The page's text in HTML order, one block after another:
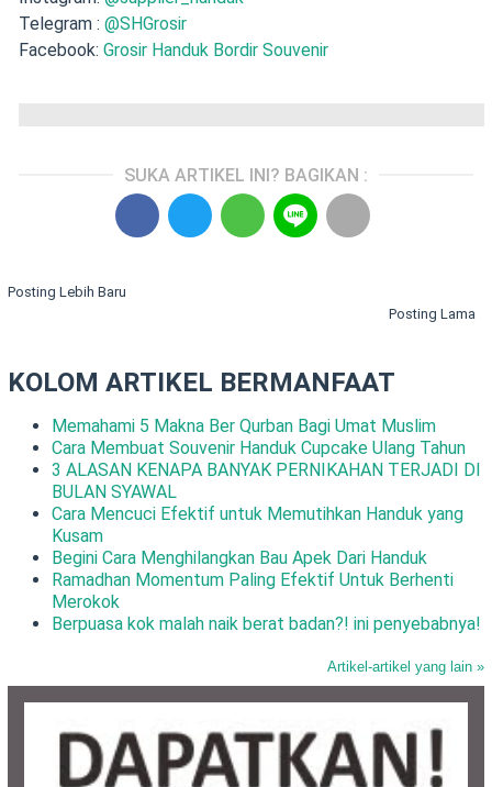
Telegram : @SHGrosir
Facebook: Grosir Handuk Bordir Souvenir
SUKA ARTIKEL INI? BAGIKAN :
Posting Lebih Baru
Posting Lama
KOLOM ARTIKEL BERMANFAAT
Memahami 5 Makna Ber Qurban Bagi Umat Muslim
Cara Membuat Souvenir Handuk Cupcake Ulang Tahun
3 ALASAN KENAPA BANYAK PERNIKAHAN TERJADI DI
BULAN SYAWAL
Cara Mencuci Efektif untuk Memutihkan Handuk yang
Kusam
Begini Cara Menghilangkan Bau Apek Dari Handuk
Ramadhan Momentum Paling Efektif Untuk Berhenti
Merokok
Berpuasa kok malah naik berat badan?! ini penyebabnya!
Artikel-artikel yang lain »